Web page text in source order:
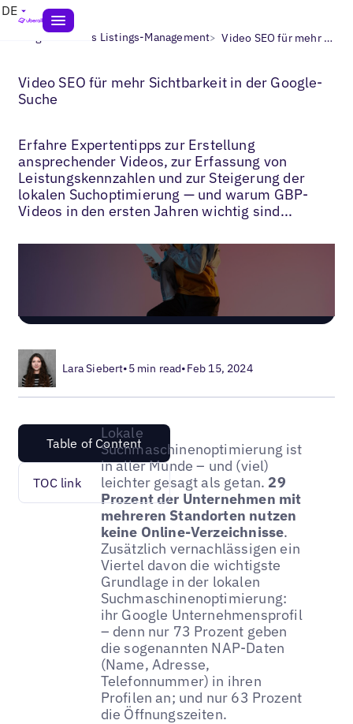
DE
Blogs> Lokales Listings-Management> Video SEO für mehr Sichtbarkeit in der Google-Suche
Video SEO für mehr Sichtbarkeit in der Google-
Suche
Erfahre Expertentipps zur Erstellung
ansprechender Videos, zur Erfassung von
Leistungskennzahlen und zur Steigerung der
lokalen Suchoptimierung — und warum GBP-
Videos in den ersten Jahren wichtig sind...
Lara Siebert•5 min read•Feb 15, 2024
Table of Content
TOC link
Lokale
Suchmaschinenoptimierung ist
in aller Munde – und (viel)
leichter gesagt als getan. 29
Prozent der Unternehmen mit
mehreren Standorten nutzen
keine Online-Verzeichnisse.
Zusätzlich vernachlässigen ein
Viertel davon die wichtigste
Grundlage in der lokalen
Suchmaschinenoptimierung:
ihr Google Unternehmensprofil
– denn nur 73 Prozent geben
die sogenannten NAP-Daten
(Name, Adresse,
Telefonnummer) in ihren
Profilen an; und nur 63 Prozent
die Öffnungszeiten.